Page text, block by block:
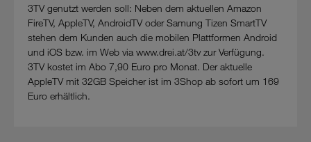
3TV genutzt werden soll: Neben dem aktuellen Amazon
FireTV, AppleTV, AndroidTV oder Samung Tizen SmartTV
stehen dem Kunden auch die mobilen Plattformen Android
und iOS bzw. im Web via www.drei.at/3tv zur Verfügung.
3TV kostet im Abo 7,90 Euro pro Monat. Der aktuelle
AppleTV mit 32GB Speicher ist im 3Shop ab sofort um 169
Euro erhältlich.